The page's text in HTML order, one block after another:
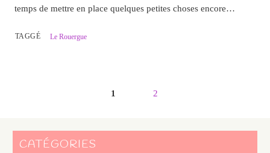
temps de mettre en place quelques petites choses encore…
TAGGÉ Le Rouergue
1 2
CATÉGORIES